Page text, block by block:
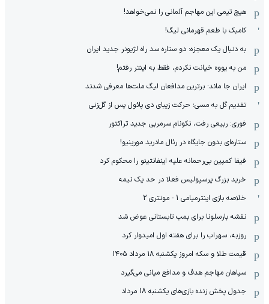
هیچ‌ تیمی این مهاجم آلمانی را نمی‌خواهد!
کامبک با طعم قهرمانی لیگ!
به دنبال یک معجزه: دو ستاره سد راه لژیونر جدید ایران
من به یووه خیانت نکردم، فقط به اینتر رفتم!
ایران جا ماند: برترین مدافعان لیگ ملت‌ها معرفی شدند
تقدیم گل به مسی؛ حرکت زیبای دی پائول پس از گل‌زنی
فوری: ربیعی رفت، نکونام سرمربی جدید تراکتور
ستاره‌ای بدون جایگاه در رئال مادرید مورینیو!
فیفا کمپین بی‌رحمانه علیه اینفانتینو را محکوم کرد
خرید بزرگ پرسپولیس فعلا در حد یک نیمه
خلاصه بازی اینترمیامی 1 - مونتری 2
نقشه بارسلونا برای بمب تابستانی عوض شد
روزبه، سهراب را برای هفته اول امیدوار کرد
قیمت طلا و سکه امروز یکشنبه ۱۸ مرداد ۱۴۰۵
سپاهان مهاجم هدف و مدافع میانی می‌گیرد
جدول پخش زنده بازی‌های یکشنبه 18 مرداد